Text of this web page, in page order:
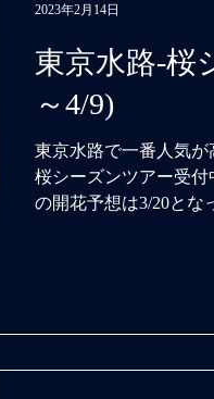
東京水路-桜
～4/9)
東京水路で一番人気
桜シーズンツアー受付
の開花予想は3/20とな
2023年2月14日